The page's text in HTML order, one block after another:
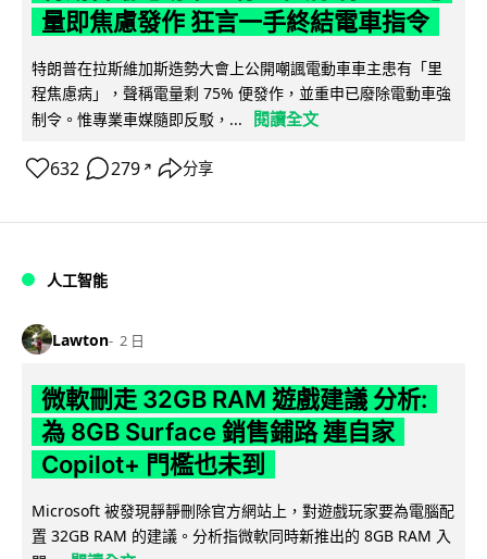
量即焦慮發作 狂言一手終結電車指令
特朗普在拉斯維加斯造勢大會上公開嘲諷電動車車主患有「里
程焦慮病」，聲稱電量剩 75% 便發作，並重申已廢除電動車強
制令。惟專業車媒隨即反駁，...
閱讀全文
632 279 ↗ 分享
人工智能
Lawton 2 日
微軟刪走 32GB RAM 遊戲建議 分析:
為 8GB Surface 銷售鋪路 連自家
Copilot+ 門檻也未到
Microsoft 被發現靜靜刪除官方網站上，對遊戲玩家要為電腦配
置 32GB RAM 的建議。分析指微軟同時新推出的 8GB RAM 入